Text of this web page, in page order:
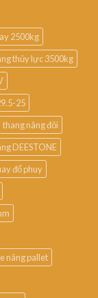
2500kg
thủy lực 3500kg
25
thang nâng đôi
DEESTONE
đổ phuy
nâng pallet